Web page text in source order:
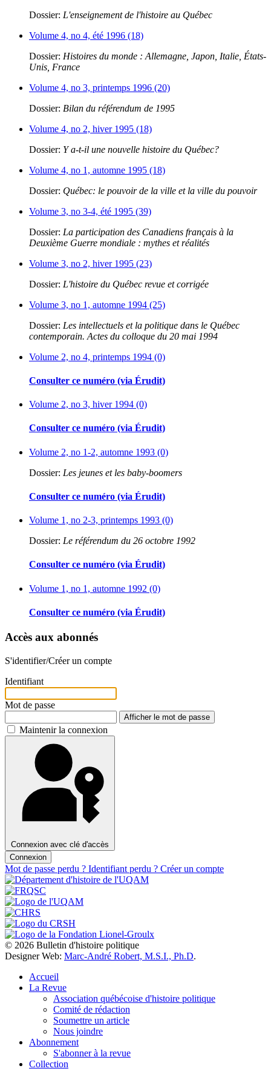
Dossier: L'enseignement de l'histoire au Québec
Volume 4, no 4, été 1996 (18)
Dossier: Histoires du monde : Allemagne, Japon, Italie, États-
Unis, France
Volume 4, no 3, printemps 1996 (20)
Dossier: Bilan du référendum de 1995
Volume 4, no 2, hiver 1995 (18)
Dossier: Y a-t-il une nouvelle histoire du Québec?
Volume 4, no 1, automne 1995 (18)
Dossier: Québec: le pouvoir de la ville et la ville du pouvoir
Volume 3, no 3-4, été 1995 (39)
Dossier: La participation des Canadiens français à la
Deuxième Guerre mondiale : mythes et réalités
Volume 3, no 2, hiver 1995 (23)
Dossier: L'histoire du Québec revue et corrigée
Volume 3, no 1, automne 1994 (25)
Dossier: Les intellectuels et la politique dans le Québec
contemporain. Actes du colloque du 20 mai 1994
Volume 2, no 4, printemps 1994 (0)
Consulter ce numéro (via Érudit)
Volume 2, no 3, hiver 1994 (0)
Consulter ce numéro (via Érudit)
Volume 2, no 1-2, automne 1993 (0)
Dossier: Les jeunes et les baby-boomers
Consulter ce numéro (via Érudit)
Volume 1, no 2-3, printemps 1993 (0)
Dossier: Le référendum du 26 octobre 1992
Consulter ce numéro (via Érudit)
Volume 1, no 1, automne 1992 (0)
Consulter ce numéro (via Érudit)
Accès aux abonnés
S'identifier/Créer un compte
Identifiant
Mot de passe
Afficher le mot de passe
Maintenir la connexion
Connexion avec clé d'accès
Connexion
Mot de passe perdu ? Identifiant perdu ? Créer un compte
© 2026 Bulletin d'histoire politique
Designer Web: Marc-André Robert, M.S.I., Ph.D.
Accueil
La Revue
Association québécoise d'histoire politique
Comité de rédaction
Soumettre un article
Nous joindre
Abonnement
S'abonner à la revue
Collection